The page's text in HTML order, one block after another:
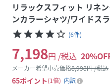
リラックスフィット リネ
ンカラーシャツ/ワイドス
starstarstarstarstar_border (6件)
7,198円 /税込 20
メーカー希望小売価格8,998円 /税込
65ポイント 1倍
内訳